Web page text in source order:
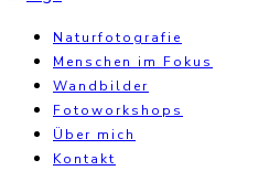
Naturfotografie
Menschen im Fokus
Wandbilder
Fotoworkshops
Über mich
Kontakt